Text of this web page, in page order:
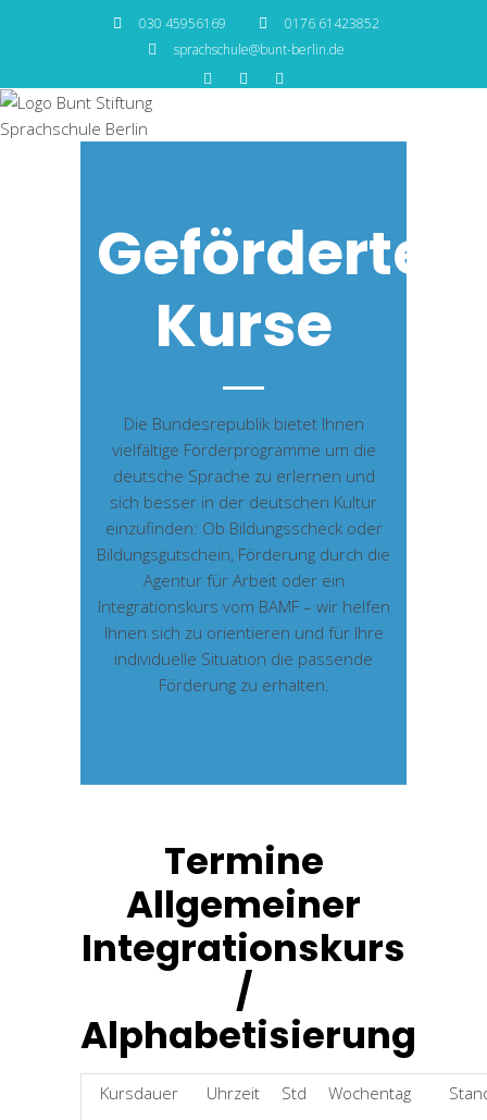
030 45956169
0176 61423852
sprachschule@bunt-berlin.de
Geförderte
Kurse
Die Bundesrepublik bietet Ihnen
vielfältige Förderprogramme um die
deutsche Sprache zu erlernen und
sich besser in der deutschen Kultur
einzufinden: Ob Bildungsscheck oder
Bildungsgutschein, Förderung durch die
Agentur für Arbeit oder ein
Integrationskurs vom BAMF – wir helfen
Ihnen sich zu orientieren und für Ihre
individuelle Situation die passende
Förderung zu erhalten.
Termine
Allgemeiner
Integrationskurs
/
Alphabetisierung
Kursdauer Uhrzeit Std Wochentag